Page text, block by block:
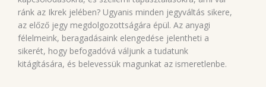
ránk az Ikrek jelében? Ugyanis minden jegyváltás sikere,
az előző jegy megdolgozottságára épül. Az anyagi
félelmeink, beragadásaink elengedése jelentheti a
sikerét, hogy befogadóvá váljunk a tudatunk
kitágítására, és belevessük magunkat az ismeretlenbe.